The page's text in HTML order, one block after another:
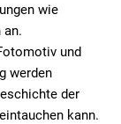
wie
an.
und
werden
der
kann.